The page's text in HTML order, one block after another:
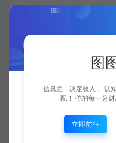
4. 本站提供的源码、模板、插
6. 本站资源售价只是赞助，收
7. 如果您也有好的资源或教程
图
信息差，决定收入！ 认
配！ 你的每一分财
立即前往